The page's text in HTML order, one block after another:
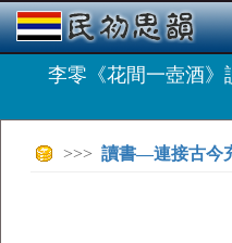
李零《花間一壺酒
>>> 讀書—連接古今